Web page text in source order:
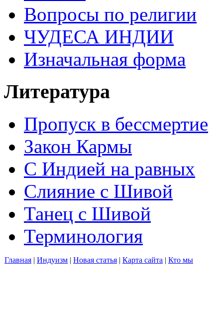
Вопросы по религии
ЧУДЕСА ИНДИИ
Изначальная форма
Литература
Пропуск в бессмертие
Закон Кармы
С Индией на равных
Слияние с Шивой
Танец с Шивой
Терминология
Главная | Индуизм | Новая статья | Карта сайта | Кто мы